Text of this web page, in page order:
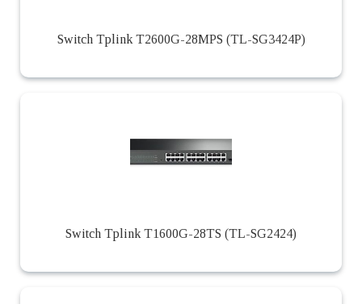
Switch Tplink T2600G-28MPS (TL-SG3424P)
Switch Tplink T1600G-28TS (TL-SG2424)